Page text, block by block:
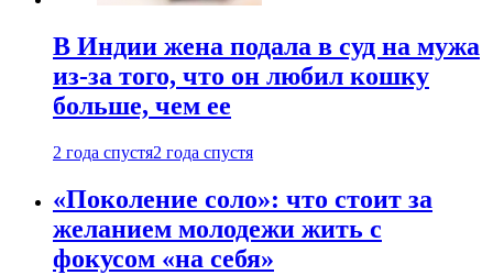
В Индии жена подала в суд на мужа
из-за того, что он любил кошку
больше, чем ее
2 года спустя2 года спустя
«Поколение соло»: что стоит за
желанием молодежи жить с
фокусом «на себя»